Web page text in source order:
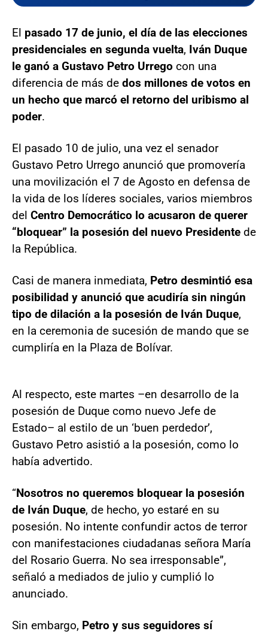
El pasado 17 de junio, el día de las elecciones
presidenciales en segunda vuelta, Iván Duque
le ganó a Gustavo Petro Urrego con una
diferencia de más de dos millones de votos en
un hecho que marcó el retorno del uribismo al
poder.
El pasado 10 de julio, una vez el senador
Gustavo Petro Urrego anunció que promovería
una movilización el 7 de Agosto en defensa de
la vida de los líderes sociales, varios miembros
del Centro Democrático lo acusaron de querer
“bloquear” la posesión del nuevo Presidente de
la República.
Casi de manera inmediata, Petro desmintió esa
posibilidad y anunció que acudiría sin ningún
tipo de dilación a la posesión de Iván Duque,
en la ceremonia de sucesión de mando que se
cumpliría en la Plaza de Bolívar.
Al respecto, este martes –en desarrollo de la
posesión de Duque como nuevo Jefe de
Estado– al estilo de un ‘buen perdedor’,
Gustavo Petro asistió a la posesión, como lo
había advertido.
“Nosotros no queremos bloquear la posesión
de Iván Duque, de hecho, yo estaré en su
posesión. No intente confundir actos de terror
con manifestaciones ciudadanas señora María
del Rosario Guerra. No sea irresponsable”,
señaló a mediados de julio y cumplió lo
anunciado.
Sin embargo, Petro y sus seguidores sí